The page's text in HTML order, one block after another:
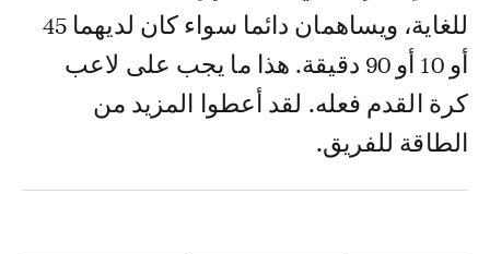
للغاية، ويساهمان دائما سواء كان لديهما 45
أو 10 أو 90 دقيقة. هذا ما يجب على لاعب
كرة القدم فعله. لقد أعطوا المزيد من
الطاقة للفريق.